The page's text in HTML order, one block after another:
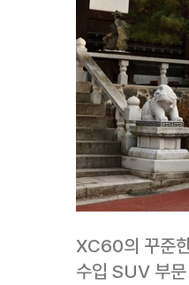
XC60의 꾸준
수입 SUV 부문